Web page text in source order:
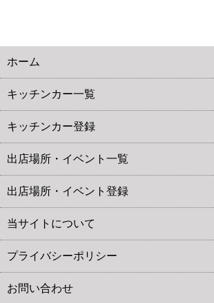
ホーム
キッチンカー一覧
キッチンカー登録
出店場所・イベント一覧
出店場所・イベント登録
当サイトについて
プライバシーポリシー
お問い合わせ